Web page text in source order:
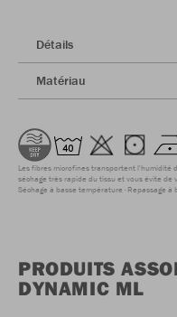
Détails
Matériau
Les fibres microfines transportent l'humidité
séchage très rapide du tissu et vous évite
Séchage à basse température Repassage à
PRODUITS
DYNAMIC ML